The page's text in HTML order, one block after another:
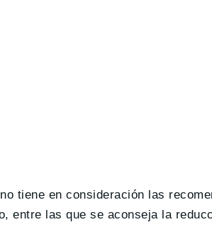
tiene en consideración las
entre las que se aconseja la